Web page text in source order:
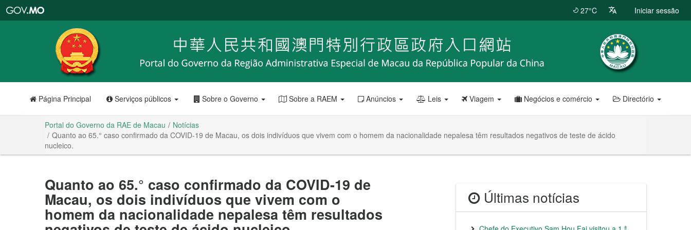
RAE
de
Macau
27°C Iniciar sessão
Página Principal Serviços públicos Sobre o Governo Sobre a RAEM Anúncios Leis Viagem Negócios e comércio Directório
Portal do Governo da RAE de Macau
Notícias
Quanto ao 65.° caso confirmado da COVID-19 de Macau, os dois indivíduos que vivem com o homem da nacionalidade nepalesa têm resultados negativos de teste de ácido
nucleico.
Quanto ao 65.° caso confirmado da COVID-19 de
Macau, os dois indivíduos que vivem com o
homem da nacionalidade nepalesa têm resultados
Últimas notícias